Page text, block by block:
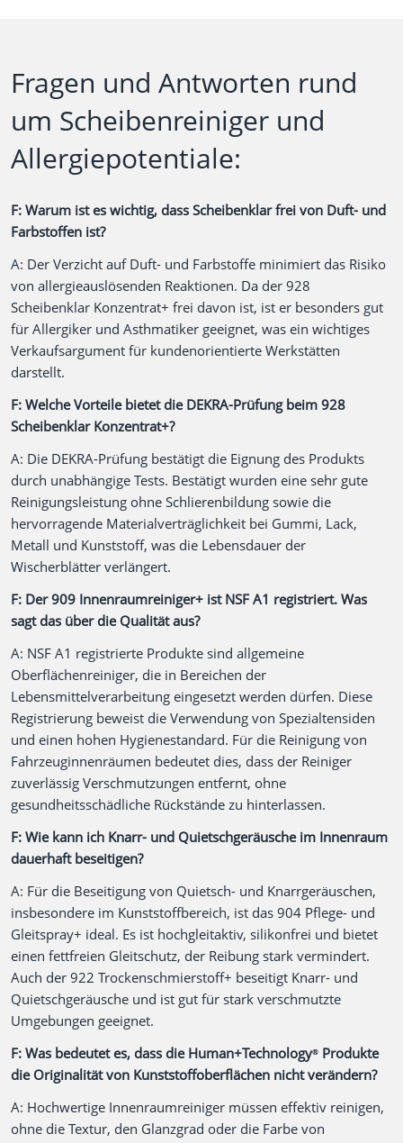
Fragen und Antworten rund
um Scheibenreiniger und
Allergiepotentiale:
F: Warum ist es wichtig, dass Scheibenklar frei von Duft- und
Farbstoffen ist?
A: Der Verzicht auf Duft- und Farbstoffe minimiert das Risiko
von allergieauslösenden Reaktionen. Da der 928
Scheibenklar Konzentrat+ frei davon ist, ist er besonders gut
für Allergiker und Asthmatiker geeignet, was ein wichtiges
Verkaufsargument für kundenorientierte Werkstätten
darstellt.
F: Welche Vorteile bietet die DEKRA-Prüfung beim 928
Scheibenklar Konzentrat+?
A: Die DEKRA-Prüfung bestätigt die Eignung des Produkts
durch unabhängige Tests. Bestätigt wurden eine sehr gute
Reinigungsleistung ohne Schlierenbildung sowie die
hervorragende Materialverträglichkeit bei Gummi, Lack,
Metall und Kunststoff, was die Lebensdauer der
Wischerblätter verlängert.
F: Der 909 Innenraumreiniger+ ist NSF A1 registriert. Was
sagt das über die Qualität aus?
A: NSF A1 registrierte Produkte sind allgemeine
Oberflächenreiniger, die in Bereichen der
Lebensmittelverarbeitung eingesetzt werden dürfen. Diese
Registrierung beweist die Verwendung von Spezialtensiden
und einen hohen Hygienestandard. Für die Reinigung von
Fahrzeuginnenräumen bedeutet dies, dass der Reiniger
zuverlässig Verschmutzungen entfernt, ohne
gesundheitsschädliche Rückstände zu hinterlassen.
F: Wie kann ich Knarr- und Quietschgeräusche im Innenraum
dauerhaft beseitigen?
A: Für die Beseitigung von Quietsch- und Knarrgeräuschen,
insbesondere im Kunststoffbereich, ist das 904 Pflege- und
Gleitspray+ ideal. Es ist hochgleitaktiv, silikonfrei und bietet
einen fettfreien Gleitschutz, der Reibung stark vermindert.
Auch der 922 Trockenschmierstoff+ beseitigt Knarr- und
Quietschgeräusche und ist gut für stark verschmutzte
Umgebungen geeignet.
F: Was bedeutet es, dass die Human+Technology® Produkte
die Originalität von Kunststoffoberflächen nicht verändern?
A: Hochwertige Innenraumreiniger müssen effektiv reinigen,
ohne die Textur, den Glanzgrad oder die Farbe von